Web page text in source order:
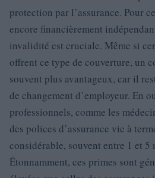
protection par l’assurance. Pour
encore financièrement
invalidité est cruciale. Même si
offrent ce type de couverture, un
souvent plus avantageux, car il
de changement d’employeur. En
professionnels, comme les
des polices d’assurance vie à
considérable, souvent entre 1 et
Étonnamment, ces primes sont